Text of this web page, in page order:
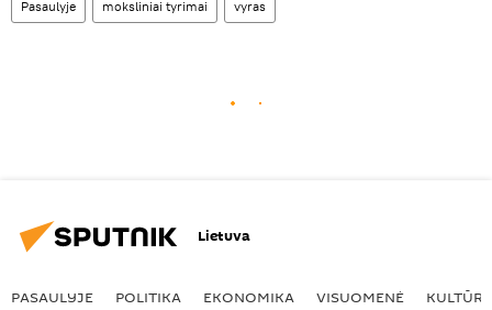
Pasaulyje moksliniai tyrimai vyras
Lietuva
PASAULYJE POLITIKA EKONOMIKA VISUOMENĖ KULTŪRA